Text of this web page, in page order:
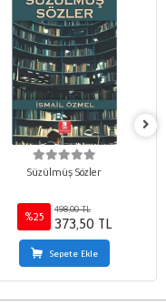
Süzülmüş Sözler
%25
498,00 TL
373,50 TL
Sepete Ekle